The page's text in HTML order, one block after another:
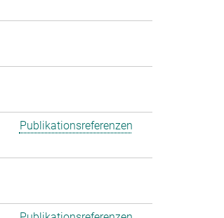
Publikationsreferenzen